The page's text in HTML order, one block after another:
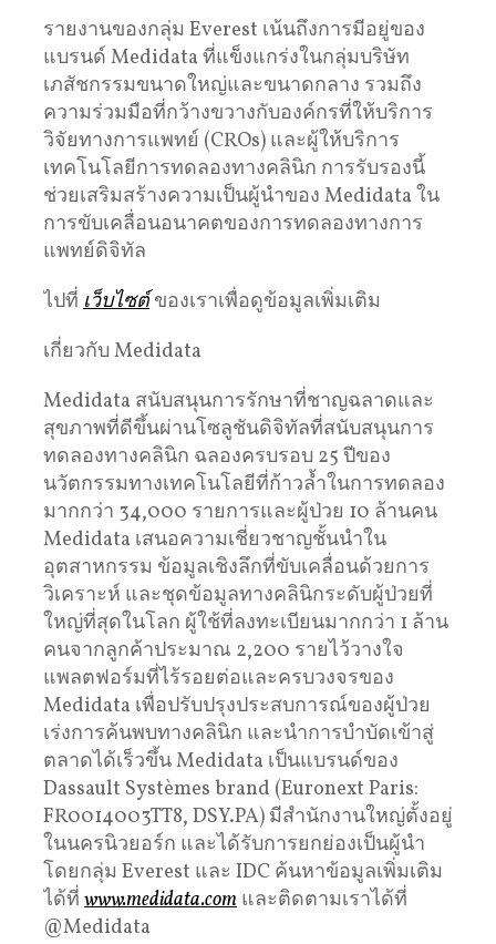
รายงานของกลุ่ม Everest เน้นถึงการมีอยู่ของ
แบรนด์ Medidata ที่แข็งแกร่งในกลุ่มบริษัท
เภสัชกรรมขนาดใหญ่และขนาดกลาง รวมถึง
ความร่วมมือที่กว้างขวางกับองค์กรที่ให้บริการ
วิจัยทางการแพทย์ (CROs) และผู้ให้บริการ
เทคโนโลยีการทดลองทางคลินิก การรับรองนี้
ช่วยเสริมสร้างความเป็นผู้นำของ Medidata ใน
การขับเคลื่อนอนาคตของการทดลองทางการ
แพทย์ดิจิทัล
ไปที่ เว็บไซต์ของเราเพื่อดูข้อมูลเพิ่มเติม
เกี่ยวกับ Medidata
Medidata สนับสนุนการรักษาที่ชาญฉลาดและ
สุขภาพที่ดีขึ้นผ่านโซลูชันดิจิทัลที่สนับสนุนการ
ทดลองทางคลินิก ฉลองครบรอบ 25 ปีของ
นวัตกรรมทางเทคโนโลยีที่ก้าวล้ำในการทดลอง
มากกว่า 34,000 รายการและผู้ป่วย 10 ล้านคน
Medidata เสนอความเชี่ยวชาญชั้นนำใน
อุตสาหกรรม ข้อมูลเชิงลึกที่ขับเคลื่อนด้วยการ
วิเคราะห์ และชุดข้อมูลทางคลินิกระดับผู้ป่วยที่
ใหญ่ที่สุดในโลก ผู้ใช้ที่ลงทะเบียนมากกว่า 1 ล้าน
คนจากลูกค้าประมาณ 2,200 รายไว้วางใจ
แพลตฟอร์มที่ไร้รอยต่อและครบวงจรของ
Medidata เพื่อปรับปรุงประสบการณ์ของผู้ป่วย
เร่งการค้นพบทางคลินิก และนำการบำบัดเข้าสู่
ตลาดได้เร็วขึ้น Medidata เป็นแบรนด์ของ
Dassault Systèmes brand (Euronext Paris:
FR0014003TT8, DSY.PA) มีสำนักงานใหญ่ตั้งอยู่
ในนครนิวยอร์ก และได้รับการยกย่องเป็นผู้นำ
โดยกลุ่ม Everest และ IDC ค้นหาข้อมูลเพิ่มเติม
ได้ที่ www.medidata.com และติดตามเราได้ที่
@Medidata